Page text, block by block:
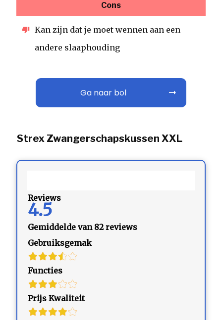
Cons
Kan zijn dat je moet wennen aan een
andere slaaphouding
Ga naar bol
Strex Zwangerschapskussen XXL
Reviews
4.5
Gemiddelde van 82 reviews
Gebruiksgemak
Functies
Prijs Kwaliteit